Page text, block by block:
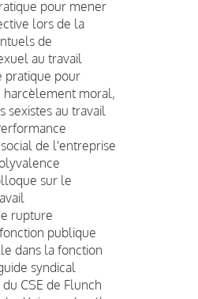
pour mener
lors de la
de
au travail
pratique pour
moral,
sexistes au travail
de l'entreprise
sur le
rupture
publique
dans la fonction
syndical
CSE de Flunch